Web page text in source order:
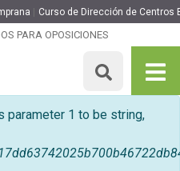
Curso de Dirección de Centros
PARA OPOSICIONES
parameter 1 to be string,